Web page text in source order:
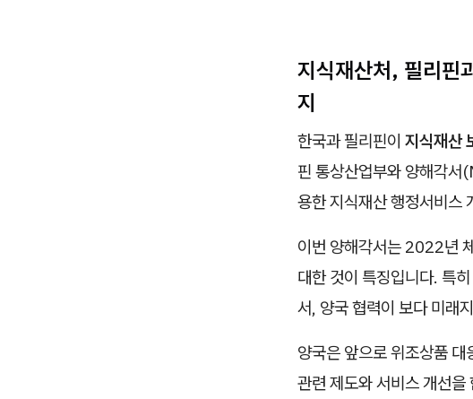
지식재산처, 필리핀
지
한국과 필리핀이 지식재산
핀 통상산업부와 양해각
용한 지식재산 행정서비스
이번 양해각서는 2022년
대한 것이 특징입니다. 특
서, 양국 협력이 보다 미래
양국은 앞으로 위조상품
관련 제도와 서비스 개선